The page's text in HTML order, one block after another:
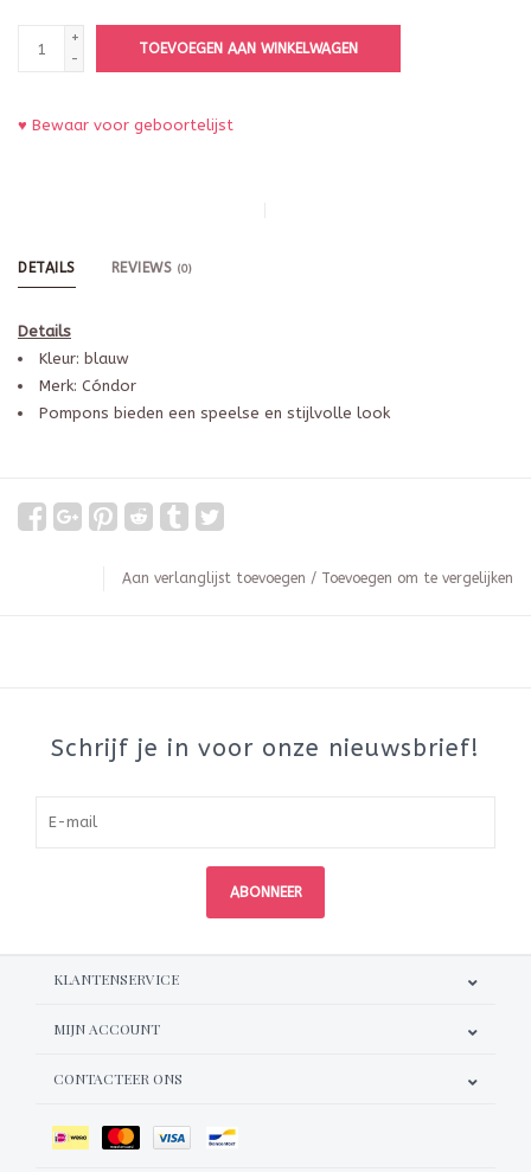
+
-
TOEVOEGEN AAN WINKELWAGEN
♥ Bewaar voor geboortelijst
DETAILS REVIEWS (0)
Details
Kleur: blauw
Merk: Cóndor
Pompons bieden een speelse en stijlvolle look
Aan verlanglijst toevoegen / Toevoegen om te vergelijken
Schrijf je in voor onze nieuwsbrief!
ABONNEER
KLANTENSERVICE
MIJN ACCOUNT
CONTACTEER ONS